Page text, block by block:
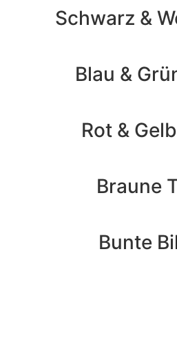
Schwarz &
Blau &
Rot &
Braune
Bunte